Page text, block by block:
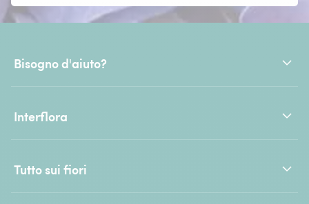
Bisogno d'aiuto?
Interflora
Tutto sui fiori